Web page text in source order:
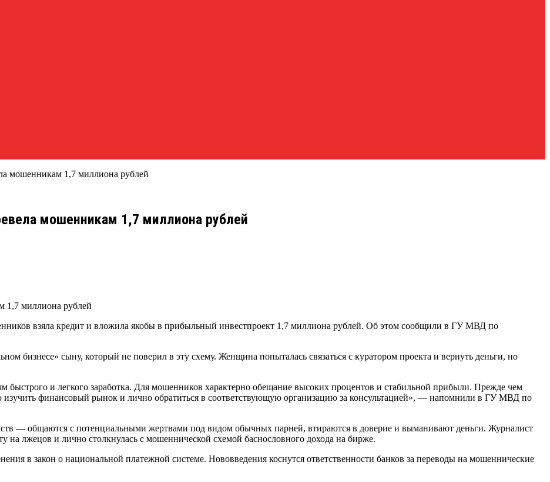
мошенникам 1,7 миллиона рублей
мошенникам 1,7 миллиона рублей
взяла кредит и вложила якобы в прибыльный инвестпроект 1,7 миллиона рублей. Об этом сообщили в ГУ МВД по
бизнесе» сыну, который не поверил в эту схему. Женщина попыталась связаться с куратором проекта и вернуть деньги, но
и легкого заработка. Для мошенников характерно обещание высоких процентов и стабильной прибыли. Прежде чем
изучить финансовый рынок и лично обратиться в соответствующую организацию за консультацией», — напомнили в ГУ МВД по
— общаются с потенциальными жертвами под видом обычных парней, втираются в доверие и выманивают деньги. Журналист
на лжецов и лично столкнулась с мошеннической схемой баснословного дохода на бирже.
в закон о национальной платежной системе. Нововведения коснутся ответственности банков за переводы на мошеннические